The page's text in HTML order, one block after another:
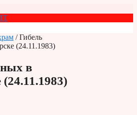
/ Гибель
(24.11.1983)
в